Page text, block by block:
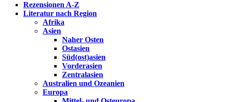
Wissenstagebuch
Eine Gabel für die Suppe der Weisheit
Rezensionen A-Z
Literatur nach Region
Afrika
Asien
Naher Osten
Ostasien
Süd(ost)asien
Vorderasien
Zentralasien
Australien und Ozeanien
Europa